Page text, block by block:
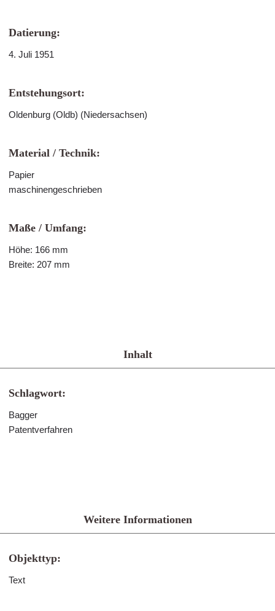
Datierung:
4. Juli 1951
Entstehungsort:
Oldenburg (Oldb) (Niedersachsen)
Material / Technik:
Papier
maschinengeschrieben
Maße / Umfang:
Höhe: 166 mm
Breite: 207 mm
Inhalt
Schlagwort:
Bagger
Patentverfahren
Weitere Informationen
Objekttyp:
Text